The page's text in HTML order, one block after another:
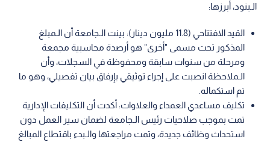
الـبنود، أبرزها:
القيد الافتتاحي (11.8 مليون دينار): بينت الـجامعة أن الـمبلغ
المذكور تحت مسمى "أخرى" هو أرصدة محاسبية مجمعة
ومرحلة من سنوات سابقة ومحفوظة في السجلات، وأن
الـملاحظة انصبت على إجراء توثيقي بإرفاق بيان تفصيلي، وهو ما
تم استكماله.
تكليف مساعدي العمداء والعلاوات: أكدت أن التكليفات الإدارية
تمت بموجب صلاحيات رئيس الـجامعة لضمان سير العمل دون
استحداث وظائف جديدة، وتمت مراجعتها والـبدء باقتطاع المبالغ